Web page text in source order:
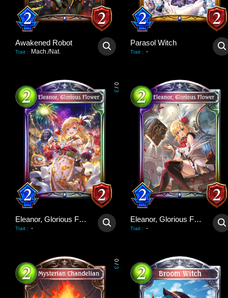
Awakened Robot
Trait : Mach./Nat.
Parasol Witch
Trait : -
0
/
3
Eleanor, Glorious Flower
Trait : -
Eleanor, Glorious Flower
Trait : -
0
/
3